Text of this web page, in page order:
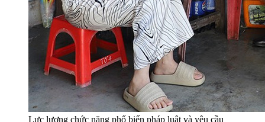
Lực lượng chức năng phổ biến pháp luật và yêu cầu